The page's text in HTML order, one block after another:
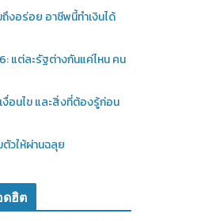
ถึงอร่อย อาชีพนี้ทำเงินได้
แต่ละรัฐต่างกันแค่ไหน คน
งื่อนไข และสิ่งที่ต้องรู้ก่อน
วให้ผ่านฉลุย
ดฮิต